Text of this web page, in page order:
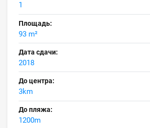
1
Площадь:
93 m²
Дата сдачи:
2018
До центра:
3km
До пляжа:
1200m